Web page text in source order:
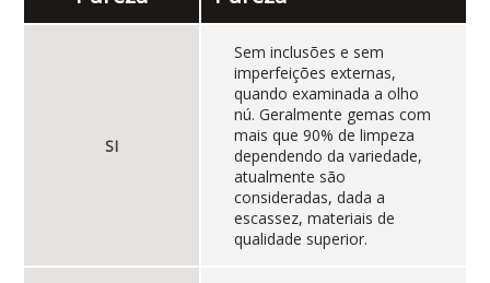
SI
Sem inclusões e sem
imperfeições externas,
quando examinada a olho
nú. Geralmente gemas com
mais que 90% de limpeza
dependendo da variedade,
atualmente são
consideradas, dada a
escassez, materiais de
qualidade superior.